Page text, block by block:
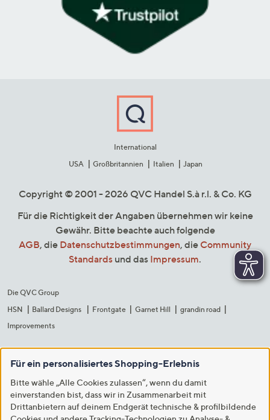
International
USA
Großbritannien Italien Japan
Copyright © 2001 - 2026 QVC Handel S.à r.l. & Co. KG
Für die Richtigkeit der Angaben übernehmen wir keine
Gewähr. Bitte beachte auch folgende
AGB, die Datenschutzbestimmungen, die Community
Standards und das Impressum.
Die QVC Group
HSN
Ballard Designs Frontgate Garnet Hill
grandin road
Improvements
Für ein personalisiertes Shopping-Erlebnis
Bitte wähle „Alle Cookies zulassen“, wenn du damit
einverstanden bist, dass wir in Zusammenarbeit mit
Drittanbietern auf deinem Endgerät technische & profilbildende